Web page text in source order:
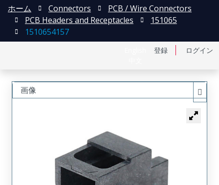
登録 ログイン
ホーム Connectors
PCB / Wire Connectors
PCB Headers and Receptacles
151065
1510654157
画像